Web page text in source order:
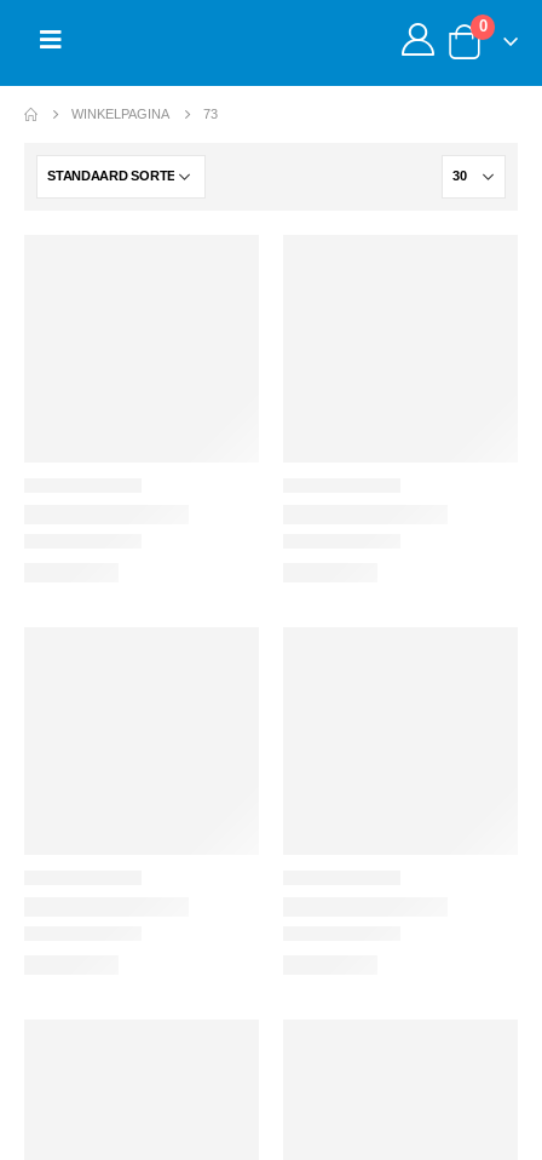
0
WINKELPAGINA 73